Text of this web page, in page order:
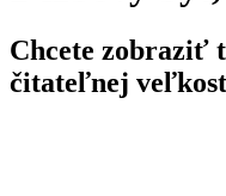
Chcete zobraziť
čitateľnej